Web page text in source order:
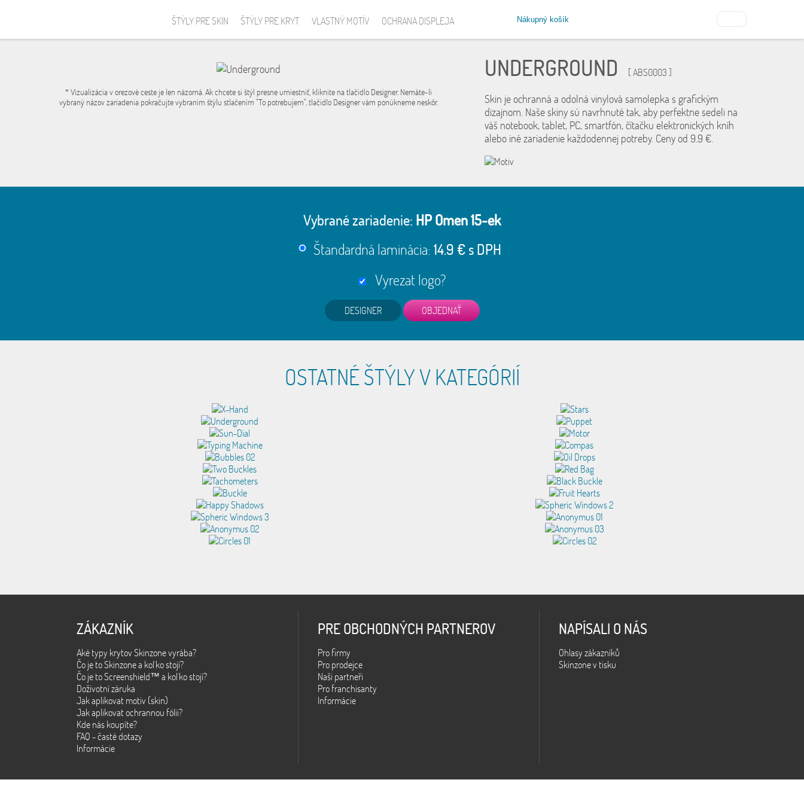
Nákupný košík
ŠTÝLY PRE SKIN ŠTÝLY PRE KRYT VLASTNÝ MOTÍV OCHRANA DISPLEJA
* Vizualizácia v orezové ceste je len názorná. Ak chcete si štýl presne umiestniť, kliknite na tlačidlo Designer. Nemáte-li
vybraný názov zariadenia pokračujte vybraním štýlu stlačením "To potrebujem", tlačidlo Designer vám ponúkneme neskôr.
UNDERGROUND [ ABS0003 ]
Skin je ochranná a odolná vinylová samolepka s grafickým
dizajnom. Naše skiny sú navrhnuté tak, aby perfektne sedeli na
váš notebook, tablet, PC, smartfón, čítačku elektronických kníh
alebo iné zariadenie každodennej potreby. Ceny od 9.9 €.
Vybrané zariadenie: HP Omen 15-ek
Štandardná laminácia:14.9 € s DPH
Vyrezat logo?
DESIGNER
OSTATNÉ ŠTÝLY V KATEGÓRIÍ
ZÁKAZNÍK
Aké typy krytov Skinzone vyrába?
Čo je to Skinzone a kol´ko stojí?
Čo je to Screenshield™ a kol´ko stojí?
Doživotní záruka
Jak aplikovat motiv (skin)
Jak aplikovat ochrannou fólii?
Kde nás koupíte?
FAQ - časté dotazy
Informácie
PRE OBCHODNÝCH PARTNEROV
Pro firmy
Pro prodejce
Naši partneři
Pro franchisanty
Informácie
NAPÍSALI O NÁS
Ohlasy zákazníků
Skinzone v tisku